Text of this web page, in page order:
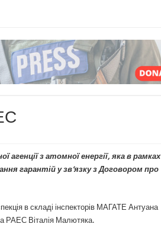
з атомної енергії, яка в рамках
гарантій у зв’язку з Договором про
в складі інспекторів МАГАТЕ Антуана
РАЕС Віталія Малютяка.